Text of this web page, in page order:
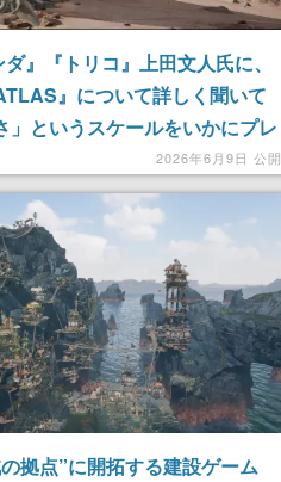
ダ』『トリコ』上田文人氏に、
』について詳しく聞いて
」というスケールをいかにプレ
せるか、「迫力のある質量」を
込むには【Summer Game
2026】
2026年6月9日 公開
拠点”に開拓する建設ゲーム